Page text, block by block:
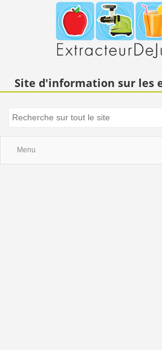
Site d'information sur les
Menu